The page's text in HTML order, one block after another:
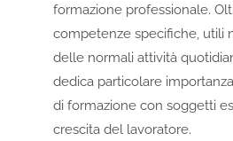
formazione professionale.
competenze specifiche, utili
delle normali attività
dedica particolare
di formazione con soggetti
crescita del lavoratore.